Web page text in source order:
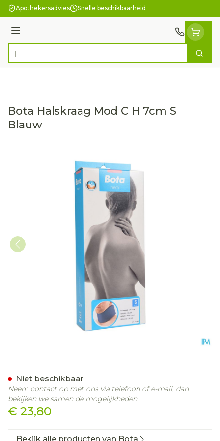
Ga naar de inhoud
Apothekersadvies Snelle beschikbaarheid
Menu
Product, merk, categorie... Zoek
Bota Halskraag Mod C H 7cm S
Blauw
€ 23,80
Niet beschikbaar
Neem contact op met ons via telefoon of e-mail, dan
bekijken we samen de mogelijkheden.
Bekijk alle producten van Bota